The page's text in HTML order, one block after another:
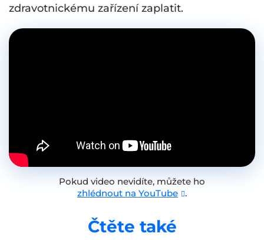
zdravotnickému zařízení zaplatit.
Pokud video nevidíte, můžete ho
zhlédnout na YouTube
.
Čtěte také